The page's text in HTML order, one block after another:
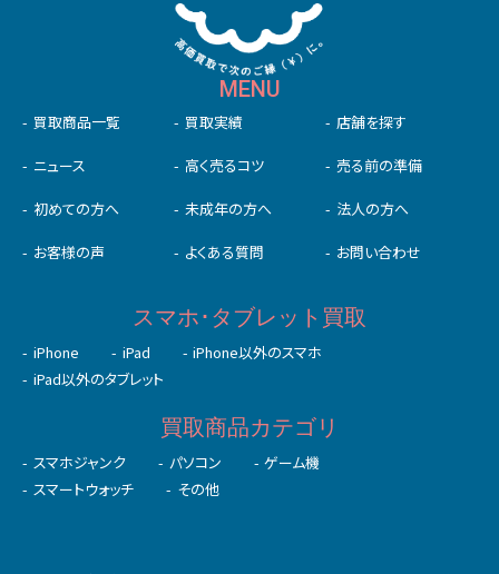
MENU
買取商品一覧 買取実績 店舗を探す
ニュース 高く売るコツ 売る前の準備
初めての⽅へ 未成年の⽅へ 法人の方へ
お客様の声 よくある質問 お問い合わせ
スマホ･タブレット買取
iPhone iPad
iPhone以外のスマホ
iPad以外のタブレット
買取商品カテゴリ
スマホジャンク パソコン
ゲーム機
スマートウォッチ
その他